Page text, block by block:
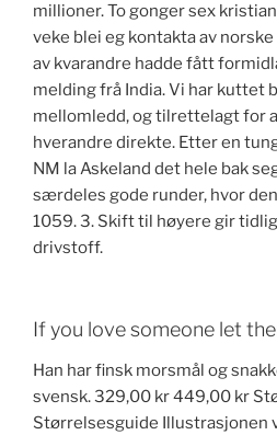
millioner. To gonger sex
veke blei eg kontakta av
av kvarandre hadde fått
melding frå India. Vi har kuttet
mellomledd, og tilrettelagt for
hverandre direkte. Etter en
NM la Askeland det hele bak
særdeles gode runder, hvor
1059. 3. Skift til høyere gir
drivstoff.
If you love someone let
Han har finsk morsmål og
svensk. 329,00 kr 449,00 kr
Størrelsesguide Illustrasjonen